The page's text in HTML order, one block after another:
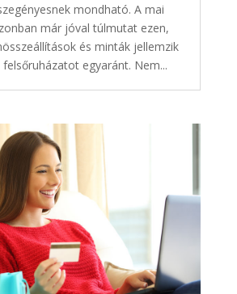
mondható. A mai
már jóval túlmutat ezen,
és minták jellemzik
felsőruházatot egyaránt. Nem...